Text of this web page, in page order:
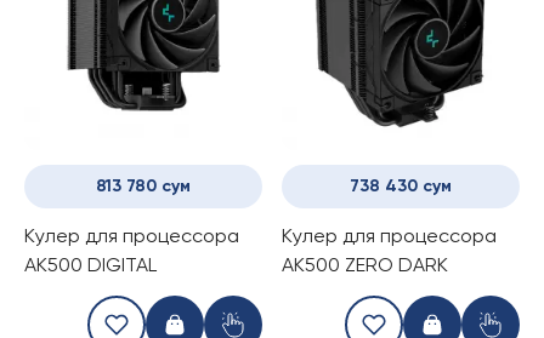
813 780 сум
Kулер для процессора
AK500 DIGITAL
738 430 сум
Kулер для процессора
AK500 ZERO DARK